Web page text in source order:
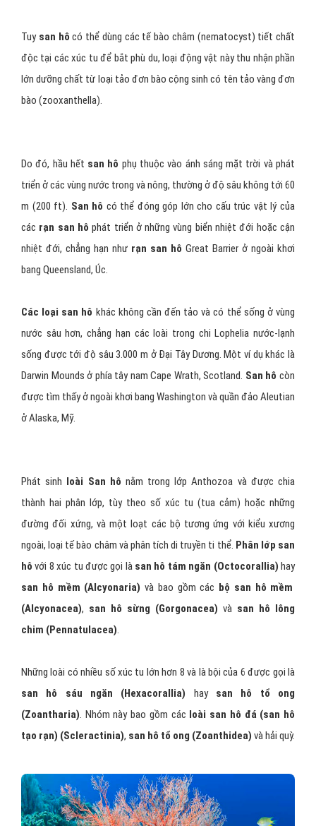
Tuy san hôcó thể dùng các tế bào châm (nematocyst) tiết chất
độc tại các xúc tu để bắt phù du, loại động vật này thu nhận phần
lớn dưỡng chất từ loại tảo đơn bào cộng sinh có tên tảo vàng đơn
bào (zooxanthella).
Do đó, hầu hết san hô phụ thuộc vào ánh sáng mặt trời và phát
triển ở các vùng nước trong và nông, thường ở độ sâu không tới 60
m (200 ft). San hô có thể đóng góp lớn cho cấu trúc vật lý của
các rạn san hô phát triển ở những vùng biển nhiệt đới hoặc cận
nhiệt đới, chẳng hạn như rạn san hô Great Barrier ở ngoài khơi
bang Queensland, Úc.
Các loại san hô khác không cần đến tảo và có thể sống ở vùng
nước sâu hơn, chẳng hạn các loài trong chi Lophelia nước-lạnh
sống được tới độ sâu 3.000 m ở Đại Tây Dương. Một ví dụ khác là
Darwin Mounds ở phía tây nam Cape Wrath, Scotland. San hô còn
được tìm thấy ở ngoài khơi bang Washington và quần đảo Aleutian
ở Alaska, Mỹ.
Phát sinh loài San hô nằm trong lớp Anthozoa và được chia
thành hai phân lớp, tùy theo số xúc tu (tua cảm) hoặc những
đường đối xứng, và một loạt các bộ tương ứng với kiểu xương
ngoài, loại tế bào châm và phân tích di truyền ti thể. Phân lớp san
hôvới 8 xúc tu được gọi làsan hô tám ngăn (Octocorallia) hay
san hô mềm (Alcyonaria) và bao gồm các bộ san hô mềm
(Alcyonacea), san hô sừng (Gorgonacea) và san hô lông
chim (Pennatulacea).
Những loài có nhiều số xúc tu lớn hơn 8 và là bội của 6 được gọi là
san hô sáu ngăn (Hexacorallia) haysan hô tổ ong
(Zoantharia). Nhóm này bao gồm các loài san hô đá (san hô
tạo rạn) (Scleractinia), san hô tổ ong (Zoanthidea) và hải quỳ.